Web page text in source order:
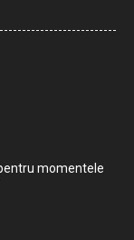
momentele